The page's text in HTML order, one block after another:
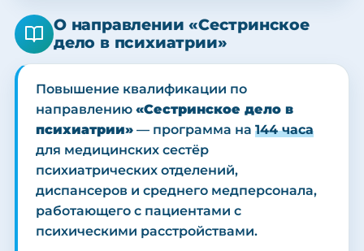
О направлении «Сестринское
дело в психиатрии»
Повышение квалификации по
направлению «Сестринское дело в
психиатрии» — программа на 144 часа
для медицинских сестёр
психиатрических отделений,
диспансеров и среднего медперсонала,
работающего с пациентами с
психическими расстройствами.